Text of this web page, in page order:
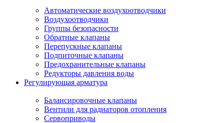
Автоматические воздухоотводчики
Воздухоотводчики
Группы безопасности
Обратные клапаны
Перепускные клапаны
Подпиточные клапаны
Предохранительные клапаны
Редукторы давления воды
Регулирующая арматура
Балансировочные клапаны
Вентили для радиаторов отопления
Сервоприводы